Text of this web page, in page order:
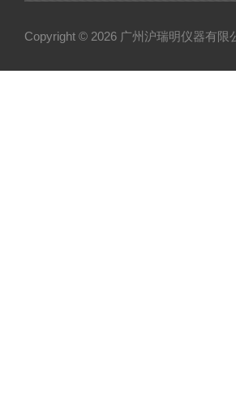
Copyright © 2026 广州沪瑞明仪器有限